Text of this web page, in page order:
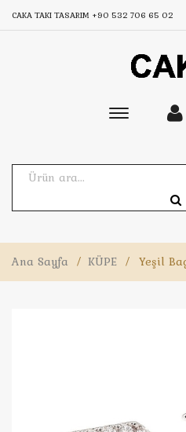
CAKA TAKI TASARIM +90 532 706 65 02
Toggle
Ana Sayfa / KÜPE / Yeşil